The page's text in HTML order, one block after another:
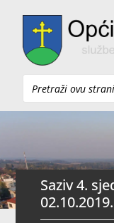
Pretraži
Saziv 4.
02.10.2019.